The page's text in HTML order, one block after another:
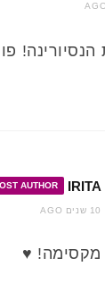
IRITA
AUTHOR
10 שנים AGO
מקסימה! ♥